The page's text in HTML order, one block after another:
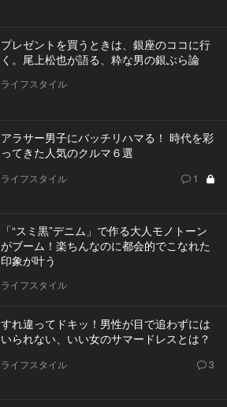
プレゼントを買うときは、銀座のココに行
く。尾上松也が語る、粋な男の銀ぶら論
ライフスタイル
アラサー男子にバッチリハマる！ 時代を彩
ってきた人気のクルマ６選
ライフスタイル 1
「“スミ黒”デニム」で作る大人モノトーン
がブーム！楽ちんなのに都会的でこなれた
印象が叶う
ライフスタイル
すれ違ってドキッ！男性が目で追わずには
いられない、いい女のサマードレスとは？
ライフスタイル 3